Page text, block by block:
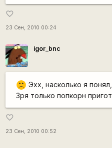
favorite_border
23 Сен, 2010 00:24
igor_bnc
:(
Эхх, насколько я
Зря только попкорн
favorite_border
23 Сен, 2010 00:52